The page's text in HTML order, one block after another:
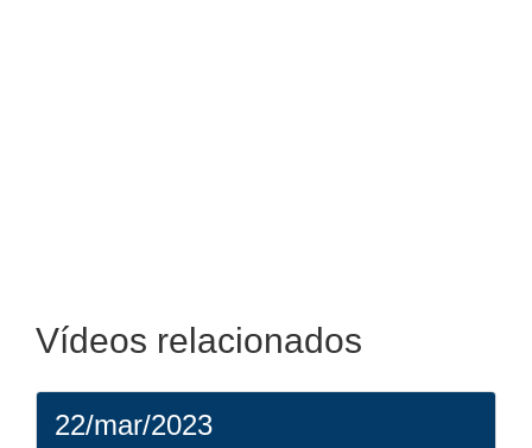
Vídeos relacionados
22/mar/2023